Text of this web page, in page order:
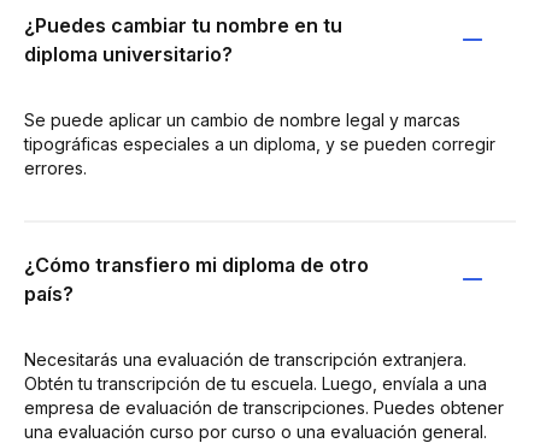
¿Puedes cambiar tu nombre en tu
diploma universitario?
Se puede aplicar un cambio de nombre legal y marcas
tipográficas especiales a un diploma, y se pueden corregir
errores.
¿Cómo transfiero mi diploma de otro
país?
Necesitarás una evaluación de transcripción extranjera.
Obtén tu transcripción de tu escuela. Luego, envíala a una
empresa de evaluación de transcripciones. Puedes obtener
una evaluación curso por curso o una evaluación general.